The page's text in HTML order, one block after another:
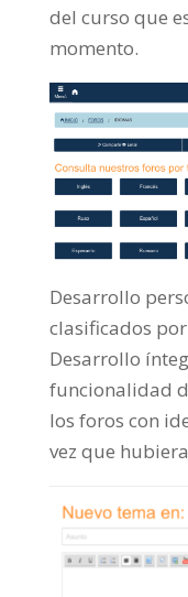
del curso que
momento.
Desarrollo
clasificados
Desarrollo
funcionalidad
los foros con
vez que